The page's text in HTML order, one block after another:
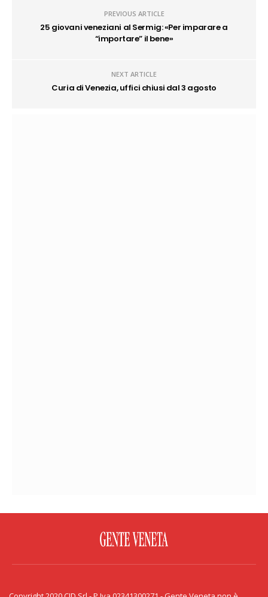
PREVIOUS ARTICLE
25 giovani veneziani al Sermig: «Per imparare a
“importare” il bene»
NEXT ARTICLE
Curia di Venezia, uffici chiusi dal 3 agosto